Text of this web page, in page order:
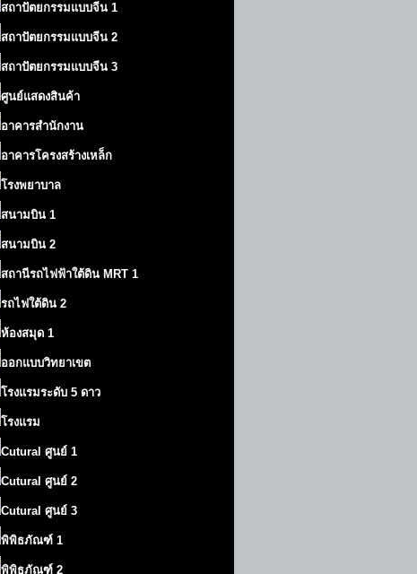
สถาปัตยกรรมแบบจีน 1
สถาปัตยกรรมแบบจีน 2
สถาปัตยกรรมแบบจีน 3
ศูนย์แสดงสินค้า
อาคารสำนักงาน
อาคารโครงสร้างเหล็ก
โรงพยาบาล
สนามบิน 1
สนามบิน 2
สถานีรถไฟฟ้าใต้ดิน MRT 1
รถไฟใต้ดิน 2
ห้องสมุด 1
ออกแบบวิทยาเขต
โรงแรมระดับ 5 ดาว
โรงแรม
Cutural ศูนย์ 1
Cutural ศูนย์ 2
Cutural ศูนย์ 3
พิพิธภัณฑ์ 1
พิพิธภัณฑ์ 2